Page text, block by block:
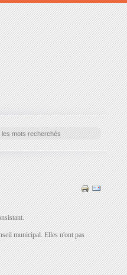
municipal. Elles n'ont pas